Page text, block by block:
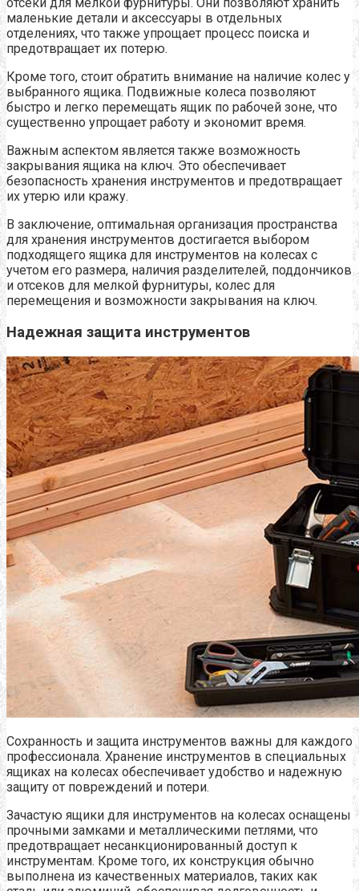
отсеки для мелкой фурнитуры. Они позволяют хранить
маленькие детали и аксессуары в отдельных
отделениях, что также упрощает процесс поиска и
предотвращает их потерю.
Кроме того, стоит обратить внимание на наличие колес у
выбранного ящика. Подвижные колеса позволяют
быстро и легко перемещать ящик по рабочей зоне, что
существенно упрощает работу и экономит время.
Важным аспектом является также возможность
закрывания ящика на ключ. Это обеспечивает
безопасность хранения инструментов и предотвращает
их утерю или кражу.
В заключение, оптимальная организация пространства
для хранения инструментов достигается выбором
подходящего ящика для инструментов на колесах с
учетом его размера, наличия разделителей, поддончиков
и отсеков для мелкой фурнитуры, колес для
перемещения и возможности закрывания на ключ.
Надежная защита инструментов
Сохранность и защита инструментов важны для каждого
профессионала. Хранение инструментов в специальных
ящиках на колесах обеспечивает удобство и надежную
защиту от повреждений и потери.
Зачастую ящики для инструментов на колесах оснащены
прочными замками и металлическими петлями, что
предотвращает несанкционированный доступ к
инструментам. Кроме того, их конструкция обычно
выполнена из качественных материалов, таких как